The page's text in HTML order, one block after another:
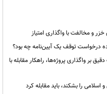
و مخالفت با واگذاری امتیاز
درخواست توقف یک آیین‌نامه چه بود؟
بر واگذاری پروژه‌ها، راهکار مقابله با
را بشکند، باید مقابله کرد